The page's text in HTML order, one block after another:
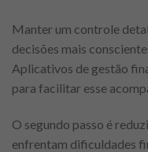
Manter um controle
decisões mais
Aplicativos de gestão
para facilitar esse
O segundo passo é
enfrentam dificuldades